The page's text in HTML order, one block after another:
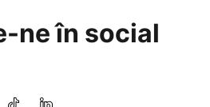
ne în social